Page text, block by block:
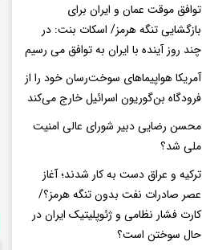
توافق موقت عمان و ایران برای
بازگشایی تنگه هرمز/ اسکات بنت: در
چند روز آینده با ایران به توافق می رسیم
آمریکا هواپیماهای سوخت‌رسان خود را از
فرودگاه بن‌گوریون اسرائیل خارج می‌کند
محسن رضایی دبیر شورای عالی امنیت
ملی شد؟
ترکیه و عراق دست به کار شدند؛ آغاز
عصر صادرات نفت بدون تنگه هرمز؟/
کارت فشار نظامی و ژئوپلیتیک ایران در
حال سوختن است؟